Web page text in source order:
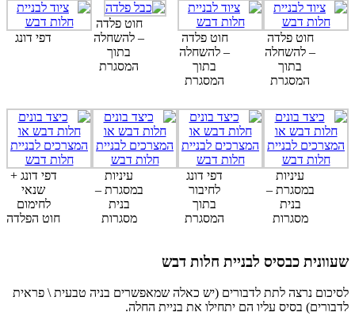
חוט פלדה
– להשחלה
בתוך
המסגרת
חוט פלדה
– להשחלה
בתוך
המסגרת
חוט פלדה
– להשחלה
בתוך
המסגרת
דפי דונג
עיניות
במסגרת –
בנית
מסגרות
דפי דונג
לחיבור
בתוך
המסגרת
עיניות
במסגרת –
בנית
מסגרות
דפי דונג +
שנאי
לחימום
חוט הפלדה
כבסיס לבניית חלות דבש
נרצה לתת לדבורים (יש כאלה שמאפשרים בניה טבעית \ פראית
בסיס עליו הם יתחילו את בניית החלה.